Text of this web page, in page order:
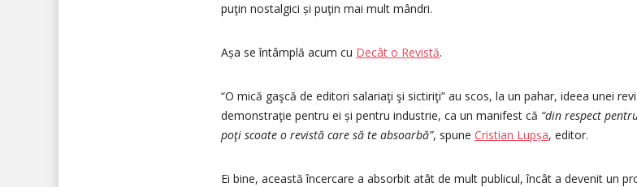
puţin nostalgici și puţin mai mult mândri.
Așa se întâmplă acum cu Decât o Revistă.
“O mică gaşcă de editori salariaţi şi sictiriţi” au scos, la un pahar, ideea unei
demonstraţie pentru ei și pentru industrie, ca un manifest că “din respect
poţi scoate o revistă care să te absoarbă”, spune Cristian Lupșa, editor.
Ei bine, această încercare a absorbit atât de mult publicul, încât a devenit un